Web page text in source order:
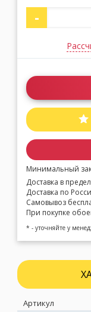
-
Минимальный
Доставка в
Доставка по
Самовывоз
При покупке
* - уточняйте у
Артикул